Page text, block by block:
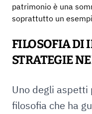
patrimonio è una
soprattutto un
FILOSOFIA DI
STRATEGIE
Uno degli aspetti
filosofia che ha